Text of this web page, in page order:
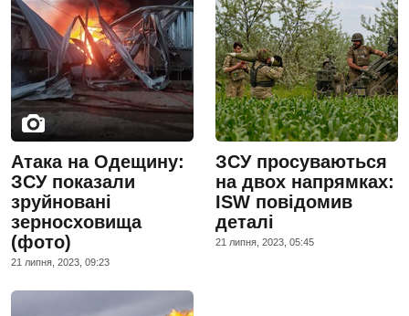
Атака на Одещину:
ЗСУ показали
зруйновані
зерносховища
(фото)
21 липня, 2023, 09:23
ЗСУ просуваються
на двох напрямках:
ISW повідомив
деталі
21 липня, 2023, 05:45